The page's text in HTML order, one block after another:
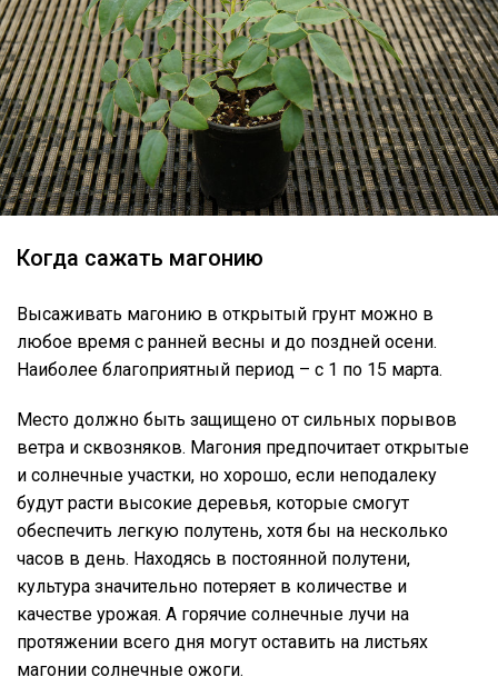
Когда сажать магонию
Высаживать магонию в открытый грунт можно в
любое время с ранней весны и до поздней осени.
Наиболее благоприятный период – с 1 по 15 марта.
Место должно быть защищено от сильных порывов
ветра и сквозняков. Магония предпочитает открытые
и солнечные участки, но хорошо, если неподалеку
будут расти высокие деревья, которые смогут
обеспечить легкую полутень, хотя бы на несколько
часов в день. Находясь в постоянной полутени,
культура значительно потеряет в количестве и
качестве урожая. А горячие солнечные лучи на
протяжении всего дня могут оставить на листьях
магонии солнечные ожоги.